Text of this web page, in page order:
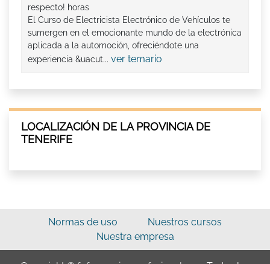
respecto! horas
El Curso de Electricista Electrónico de Vehículos te
sumergen en el emocionante mundo de la electrónica
aplicada a la automoción, ofreciéndote una
experiencia &uacut... ver temario
LOCALIZACIÓN DE LA PROVINCIA DE
TENERIFE
Normas de uso
Nuestros cursos
Nuestra empresa